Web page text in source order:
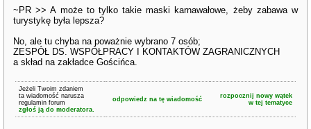
~PR >> A może to tylko takie maski karnawałowe, żeby zabawa w
turystykę była lepsza?
No, ale tu chyba na poważnie wybrano 7 osób;
ZESPÓŁ DS. WSPÓŁPRACY I KONTAKTÓW ZAGRANICZNYCH
a skład na zakładce Gościńca.
Jeżeli Twoim zdaniem
ta wiadomość narusza
regulamin forum
zgłoś ją do moderatora.
odpowiedz na tę wiadomość
rozpocznij nowy wątek
w tej tematyce